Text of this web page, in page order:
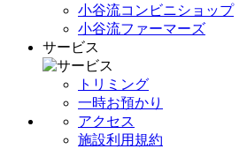
小谷流コンビニショップ
小谷流ファーマーズ
サービス
トリミング
一時お預かり
アクセス
施設利用規約